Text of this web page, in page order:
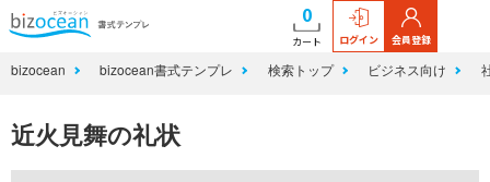
0
カート ログイン 会員登録
bizocean bizocean書式テンプレ 検索トップ ビジネス向け
近火見舞の礼状